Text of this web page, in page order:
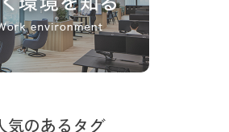
気のあるタグ